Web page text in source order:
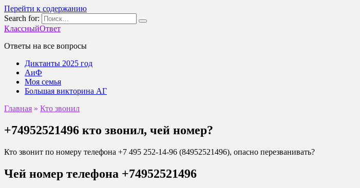
Перейти к содержанию
Search for:
КлассныйОтвет
Ответы на все вопросы
Диктанты 2025 год
АиФ
Моя семья
Большая викторина АГ
Главная » Кто звонил
+74952521496 кто звонил, чей номер?
Кто звонит по номеру телефона +7 495 252-14-96 (84952521496), опасно перезванивать?
Чей номер телефона +74952521496